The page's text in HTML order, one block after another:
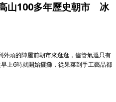
高山100多年歷史朝市 冰
外頭的陣屋前朝市來逛逛，儘管氣溫只有
上6時就開始擺攤，從果菜到手工藝品都